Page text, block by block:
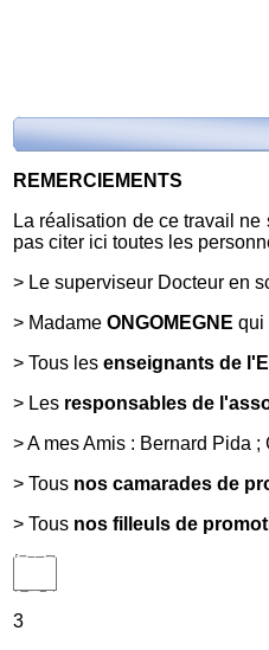
REMERCIEMENTS
La réalisation de ce travail
pas citer ici toutes les
> Le superviseur Docteur en
> Madame ONGOMEGNE qui
> Tous les enseignants de
> Les responsables de
> A mes Amis : Bernard Pida
> Tous nos camarades de
> Tous nos filleuls de
3